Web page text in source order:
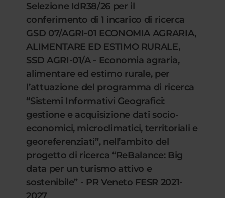
Selezione IdR38/26 per il
conferimento di 1 incarico di ricerca
GSD 07/AGRI-01 ECONOMIA AGRARIA,
ALIMENTARE ED ESTIMO RURALE,
SSD AGRI-01/A - Economia agraria,
alimentare ed estimo rurale, per
l’attuazione del programma di ricerca
“Sistemi Informativi Geografici:
gestione e acquisizione dati socio-
economici, microclimatici, territoriali e
georeferenziati”, nell’ambito del
progetto di ricerca “ReBalance: Big
data per un turismo attivo e
sostenibile” - PR Veneto FESR 2021-